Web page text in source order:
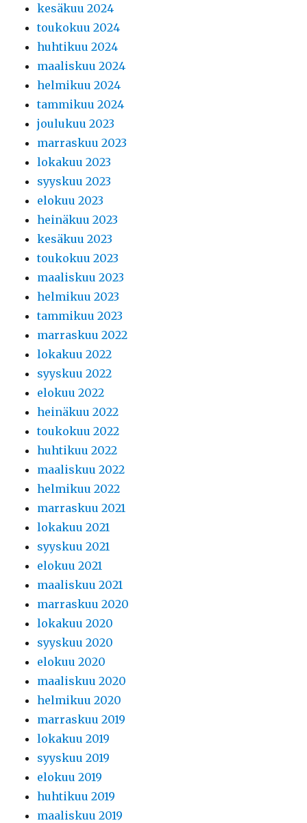
kesäkuu 2024
toukokuu 2024
huhtikuu 2024
maaliskuu 2024
helmikuu 2024
tammikuu 2024
joulukuu 2023
marraskuu 2023
lokakuu 2023
syyskuu 2023
elokuu 2023
heinäkuu 2023
kesäkuu 2023
toukokuu 2023
maaliskuu 2023
helmikuu 2023
tammikuu 2023
marraskuu 2022
lokakuu 2022
syyskuu 2022
elokuu 2022
heinäkuu 2022
toukokuu 2022
huhtikuu 2022
maaliskuu 2022
helmikuu 2022
marraskuu 2021
lokakuu 2021
syyskuu 2021
elokuu 2021
maaliskuu 2021
marraskuu 2020
lokakuu 2020
syyskuu 2020
elokuu 2020
maaliskuu 2020
helmikuu 2020
marraskuu 2019
lokakuu 2019
syyskuu 2019
elokuu 2019
huhtikuu 2019
maaliskuu 2019